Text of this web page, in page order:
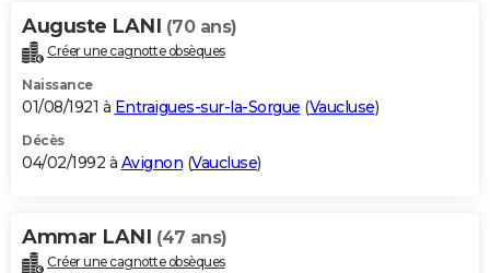
Auguste LANI (70 ans)
Créer une cagnotte obsèques
Naissance
01/08/1921 à Entraigues-sur-la-Sorgue (Vaucluse)
Décès
04/02/1992 à Avignon (Vaucluse)
Ammar LANI (47 ans)
Créer une cagnotte obsèques